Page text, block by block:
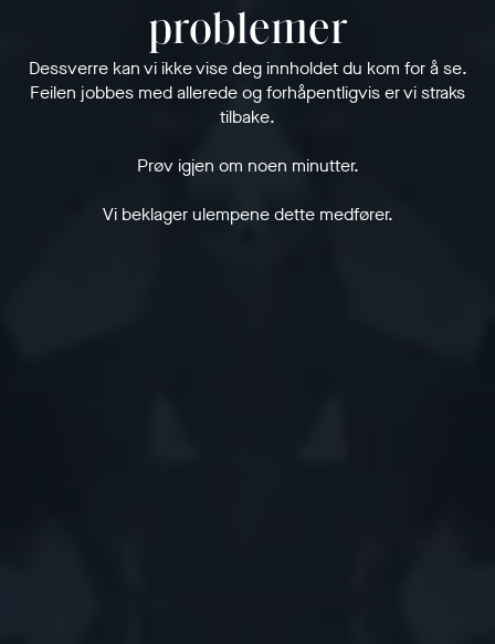
problemer
Dessverre kan vi ikke vise deg innholdet du kom for å se.
Feilen jobbes med allerede og forhåpentligvis er vi straks
tilbake.
Prøv igjen om noen minutter.
Vi beklager ulempene dette medfører.